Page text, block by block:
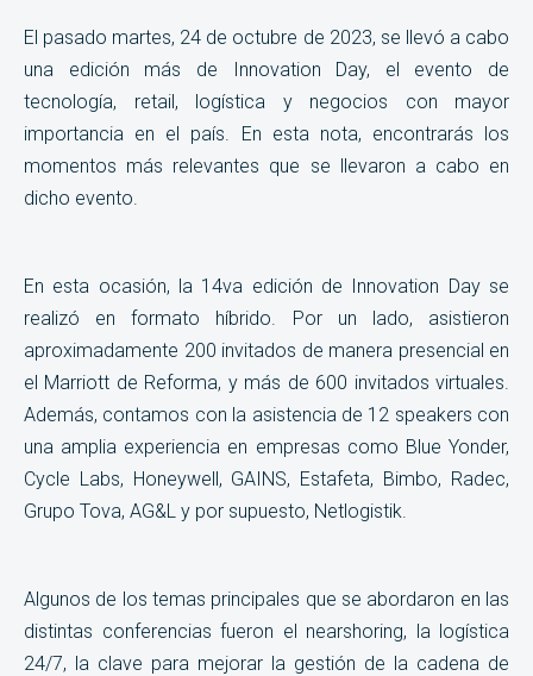
El pasado martes, 24 de octubre de 2023, se llevó a cabo
una edición más de Innovation Day, el evento de
tecnología, retail, logística y negocios con mayor
importancia en el país. En esta nota, encontrarás los
momentos más relevantes que se llevaron a cabo en
dicho evento.
En esta ocasión, la 14va edición de Innovation Day se
realizó en formato híbrido. Por un lado, asistieron
aproximadamente 200 invitados de manera presencial en
el Marriott de Reforma, y más de 600 invitados virtuales.
Además, contamos con la asistencia de 12 speakers con
una amplia experiencia en empresas como Blue Yonder,
Cycle Labs, Honeywell, GAINS, Estafeta, Bimbo, Radec,
Grupo Tova, AG&L y por supuesto, Netlogistik.
Algunos de los temas principales que se abordaron en las
distintas conferencias fueron el nearshoring, la logística
24/7, la clave para mejorar la gestión de la cadena de